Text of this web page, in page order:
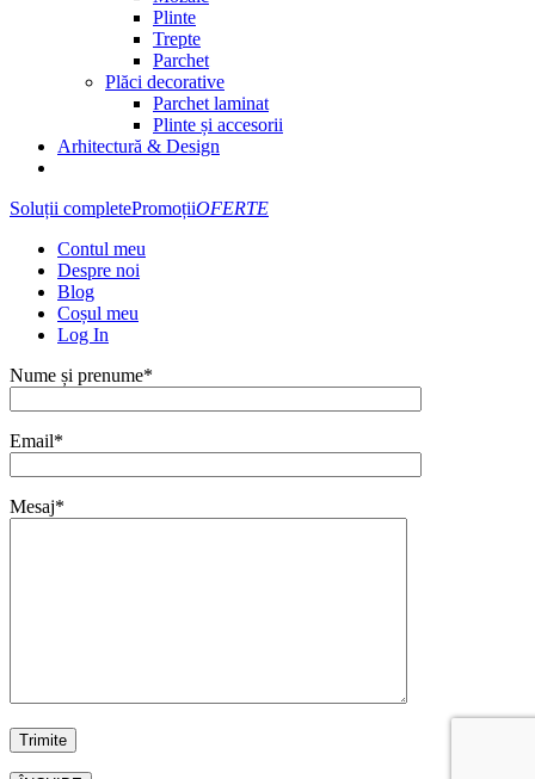
Plinte
Trepte
Parchet
Plăci decorative
Parchet laminat
Plinte și accesorii
Arhitectură & Design
Soluții completePromoțiiOFERTE
Contul meu
Despre noi
Blog
Coșul meu
Log In
Nume și prenume*
Email*
Mesaj*